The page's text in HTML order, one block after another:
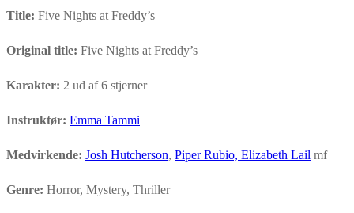
Title: Five Nights at Freddy’s
Original title: Five Nights at Freddy’s
Karakter: 2 ud af 6 stjerner
Instruktør: Emma Tammi
Medvirkende: Josh Hutcherson, Piper Rubio, Elizabeth Lail mf
Genre: Horror, Mystery, Thriller